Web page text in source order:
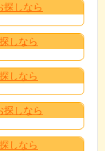
探しなら
しなら
しなら
探しなら
しなら